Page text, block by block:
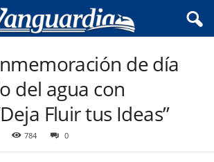
de día
del agua con
Fluir tus Ideas”
784 0